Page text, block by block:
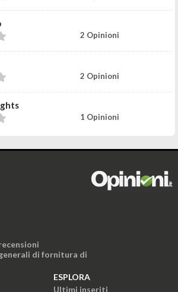
2 Opinioni
2 Opinioni
1 Opinioni
di fornitura di
ESPLORA
Ultimi inseriti